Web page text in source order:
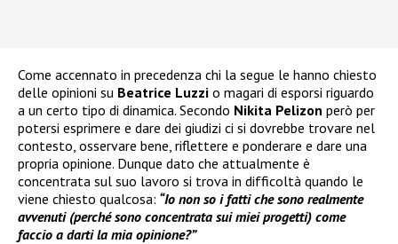
Come accennato in precedenza chi la segue le hanno chiesto
delle opinioni su Beatrice Luzzi o magari di esporsi riguardo
a un certo tipo di dinamica. Secondo Nikita Pelizon però per
potersi esprimere e dare dei giudizi ci si dovrebbe trovare nel
contesto, osservare bene, riflettere e ponderare e dare una
propria opinione. Dunque dato che attualmente è
concentrata sul suo lavoro si trova in difficoltà quando le
viene chiesto qualcosa: “Io non so i fatti che sono realmente
avvenuti (perché sono concentrata sui miei progetti) come
faccio a darti la mia opinione?”